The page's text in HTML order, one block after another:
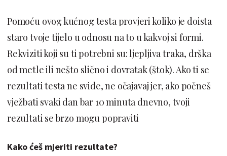
Pomoću ovog kućnog testa provjeri koliko je doista
staro tvoje tijelo u odnosu na to u kakvoj si formi.
Rekviziti koji su ti potrebni su: ljepljiva traka, drška
od metle ili nešto slično i dovratak (štok). Ako ti se
rezultati testa ne svide, ne očajavaj jer, ako počneš
vježbati svaki dan bar 10 minuta dnevno, tvoji
rezultati se brzo mogu popraviti
Kako ćeš mjeriti rezultate?